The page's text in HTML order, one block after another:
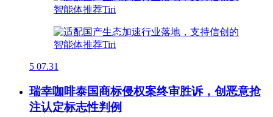
5 07.31
瑞幸咖啡泰国商标侵权案终审胜诉，创恶意抢
注认定标志性判例